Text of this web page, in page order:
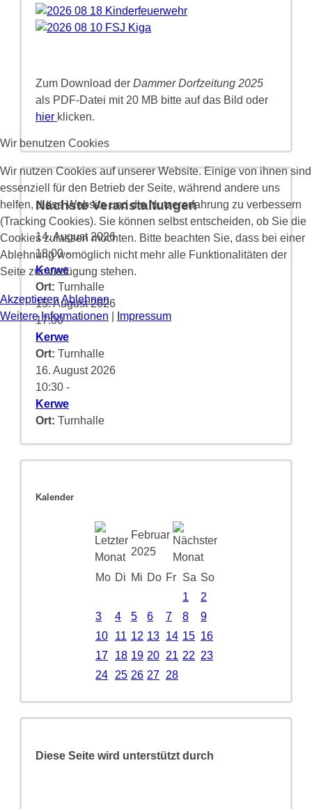
Zum Download der Dammer Dorfzeitung 2025
als PDF-Datei mit 20 MB bitte auf das Bild oder
hier klicken.
Nächste Veranstaltungen
14. August 2026
18:00-
Kerwe
Ort: Turnhalle
15. August 2026
17:00-
Kerwe
Ort: Turnhalle
16. August 2026
10:30 -
Kerwe
Ort: Turnhalle
Kalender
Februar
2025
Mo Di Mi Do Fr Sa So
1
2
3
4 5 6 7 8
9
10
11 12 13 14 15 16
17
18 19 20 21 22 23
24
25 26 27 28
Diese Seite wird unterstützt durch
Wir benutzen Cookies
Wir nutzen Cookies auf unserer Website. Einige von ihnen sind
essenziell für den Betrieb der Seite, während andere uns
helfen, diese Website und die Nutzererfahrung zu verbessern
(Tracking Cookies). Sie können selbst entscheiden, ob Sie die
Cookies zulassen möchten. Bitte beachten Sie, dass bei einer
Ablehnung womöglich nicht mehr alle Funktionalitäten der
Seite zur Verfügung stehen.
Akzeptieren Ablehnen
Weitere Informationen
Impressum